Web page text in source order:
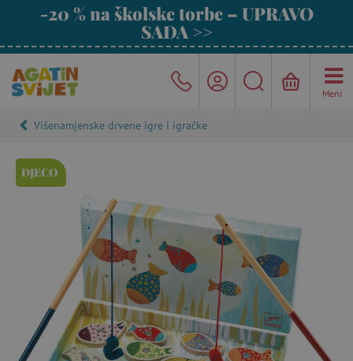
-20 % na školske torbe – UPRAVO
SADA >>
Meni
Višenamjenske drvene igre i igračke
DJECO